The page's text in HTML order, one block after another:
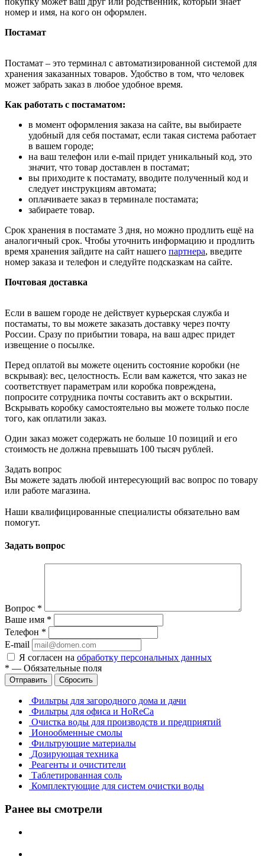
номер и имя, на кого он оформлен.
Постамат
Постамат – это терминал с автоматизированной системой для
хранения заказанных товаров. Удобство в том, что человек
может забрать заказ в любое удобное время.
Как работать с постаматом:
в момент оформления заказа на сайте, вы выбираете
удобный для себя постамат, если такая система работает
в вашем городе;
на ваш телефон или e-mail придет уникальный код, это
значит, что товар доставлен в постамат;
вы приходите к постамату, вводите полученный код и
следует инструкциям автомата;
оплачиваете заказ в терминале постамата;
забираете товар.
Срок хранения в постамате 3 дня, но можно продлить ещё на
аналогичный срок. Чтобы уточнить информацию и продлить
время хранения зайдите на сайт нашего партнера, введите
номер заказа и телефон и следуйте подсказкам на сайте.
Почтовая доставка
Если в вашем городе не действует курьерская служба и
постаматы, то вы можете заказать доставку через почту
России. Сразу по прибытии товара, на ваш адрес придет
извещение о посылке.
Перед оплатой вы можете оценить состояние коробки (не
вскрывая): вес, целостность. Если вам кажется, что заказ не
соответствует параметрам или коробка повреждена,
попросите сотрудника почты составить акт о вскрытии.
Вскрывать коробку самостоятельно вы можете только после
того, как оплатили заказ.
Один заказ может содержать не больше 10 позиций и его
стоимость не должна превышать 100 тысяч рублей.
Задать вопрос
Вы можете задать любой интересующий вас вопрос по товару
или работе магазина.
Наши квалифицированные специалисты обязательно вам
помогут.
Задать вопрос
Вопрос *
Ваше имя *
Телефон *
E-mail
Я согласен на обработку персональных данных
* — Обязательные поля
Отправить Сбросить
Фильтры для загородного дома и дачи
Фильтры для офиса и HoReCa
Очистка воды для производств и предприятий
Ионообменные смолы
Фильтрующие материалы
Дозирующая техника
Реагенты и очистители
Таблетированная соль
Комплектующие для систем очистки воды
Ранее вы смотрели